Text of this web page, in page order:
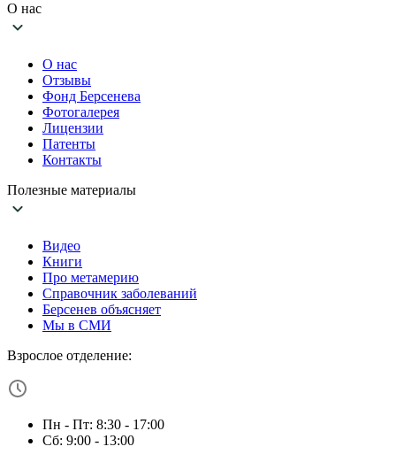
О нас
О нас
Отзывы
Фонд Берсенева
Фотогалерея
Лицензии
Патенты
Контакты
Полезные материалы
Видео
Книги
Про метамерию
Справочник заболеваний
Берсенев объясняет
Мы в СМИ
Взрослое отделение:
Пн - Пт: 8:30 - 17:00
Сб: 9:00 - 13:00